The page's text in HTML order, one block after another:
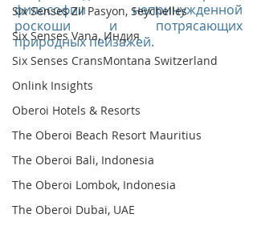
Six Senses Zil Pasyon, Seychelles
Six Senses Vana, Индия
Six Senses CransMontana Switzerland
Onlink Insights
Oberoi Hotels & Resorts
The Oberoi Beach Resort Mauritius
The Oberoi Bali, Indonesia
The Oberoi Lombok, Indonesia
The Oberoi Dubai, UAE
философии непринужденной
роскоши и потрясающих
природных пейзажей.